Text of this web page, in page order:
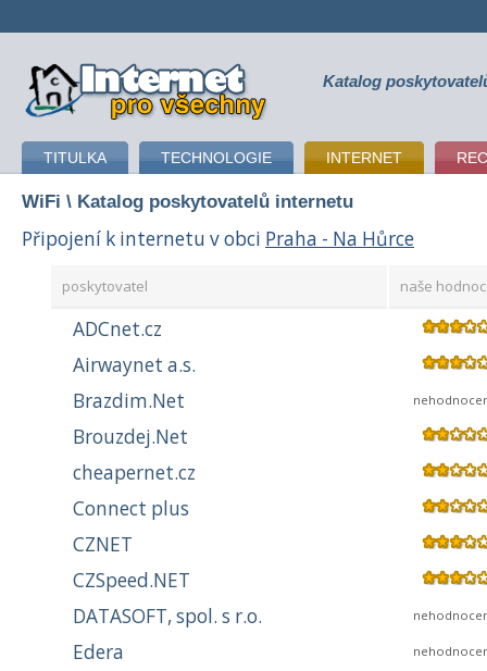
připojení k internetu Katalog
TITULKA TECHNOLOGIE INTERNET
WiFi \ Katalog poskytovatelů internetu
Připojení k internetu v obci Praha - Na Hůrce
poskytovatel naše
ADCnet.cz
Airwaynet a.s.
Brazdim.Net
Brouzdej.Net
cheapernet.cz
Connect plus
CZNET
CZSpeed.NET
DATASOFT, spol. s r.o.
Edera